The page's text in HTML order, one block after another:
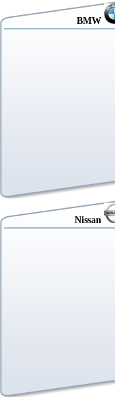
BMW
Nissan